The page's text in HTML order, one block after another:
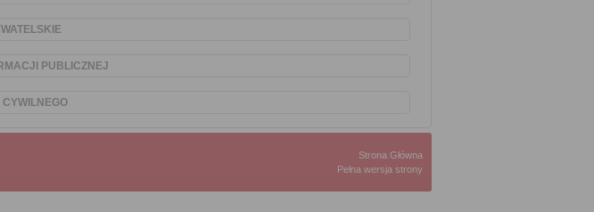
PUBLICZNEJ
Strona Główna
Pełna wersja strony